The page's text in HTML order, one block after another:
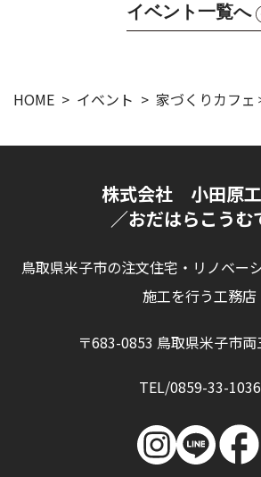
イベント一覧へ
HOME イベント 家づくりカフ
株式会社 小田原
／おだはらこうむ
鳥取県米子市の注文住宅・リノベー
施工を行う工務店
〒683-0853 鳥取県米子市
TEL/0859-33-1036